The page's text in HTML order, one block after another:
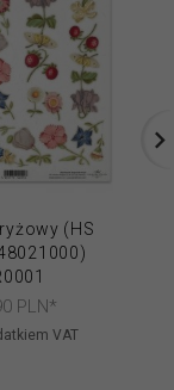
(HS
PLN*
VAT